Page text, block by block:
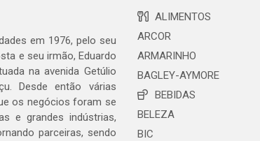
em 1976, pelo seu
e seu irmão, Eduardo
na avenida Getúlio
Desde então várias
os negócios foram se
e grandes indústrias,
parceiras, sendo
ALIMENTOS
ARCOR
ARMARINHO
BAGLEY-AYMORE
BEBIDAS
BELEZA
BIC